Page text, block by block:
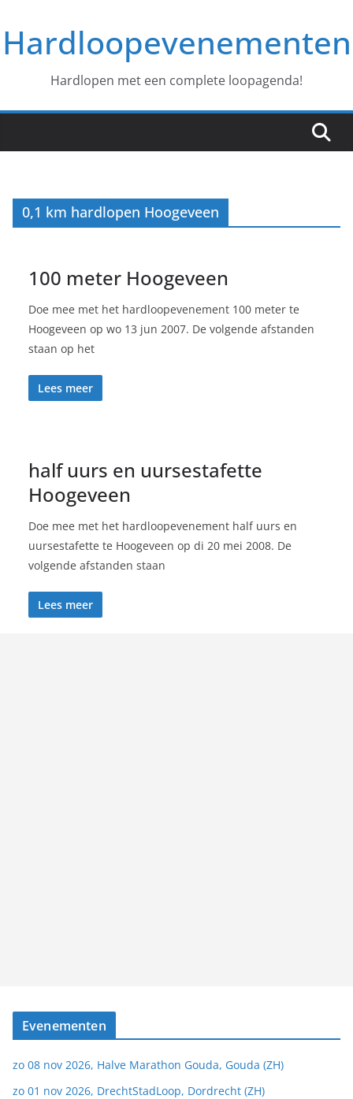
naar
deHardloopevenementen
Hardlopen met een complete loopagenda!
0,1 km hardlopen Hoogeveen
100 meter Hoogeveen
Doe mee met het hardloopevenement 100 meter te
Hoogeveen op wo 13 jun 2007. De volgende afstanden
staan op het
Lees meer
half uurs en uursestafette
Hoogeveen
Doe mee met het hardloopevenement half uurs en
uursestafette te Hoogeveen op di 20 mei 2008. De
volgende afstanden staan
Lees meer
Evenementen
zo 08 nov 2026, Halve Marathon Gouda, Gouda (ZH)
zo 01 nov 2026, DrechtStadLoop, Dordrecht (ZH)